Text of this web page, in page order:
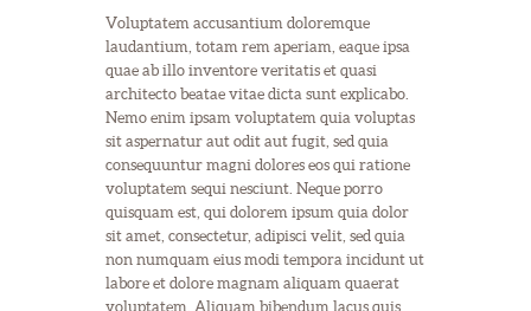
Voluptatem accusantium doloremque
laudantium, totam rem aperiam, eaque ipsa
quae ab illo inventore veritatis et quasi
architecto beatae vitae dicta sunt explicabo.
Nemo enim ipsam voluptatem quia voluptas
sit aspernatur aut odit aut fugit, sed quia
consequuntur magni dolores eos qui ratione
voluptatem sequi nesciunt. Neque porro
quisquam est, qui dolorem ipsum quia dolor
sit amet, consectetur, adipisci velit, sed quia
non numquam eius modi tempora incidunt ut
labore et dolore magnam aliquam quaerat
voluptatem. Aliquam bibendum lacus quis